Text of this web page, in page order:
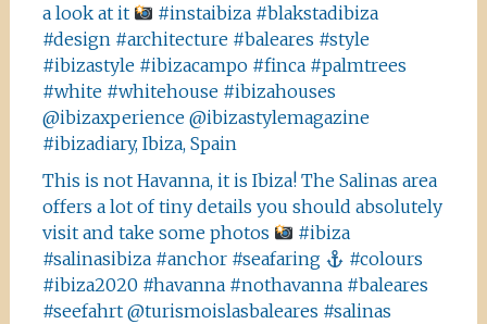
a look at it
#instaibiza #blakstadibiza
#design #architecture #baleares #style
#ibizastyle #ibizacampo #finca #palmtrees
#white #whitehouse #ibizahouses
@ibizaxperience @ibizastylemagazine
#ibizadiary, Ibiza, Spain
This is not Havanna, it is Ibiza! The Salinas area
offers a lot of tiny details you should absolutely
visit and take some photos
#ibiza
#salinasibiza #anchor #seafaring
#colours
#ibiza2020 #havanna #nothavanna #baleares
#seefahrt @turismoislasbaleares #salinas